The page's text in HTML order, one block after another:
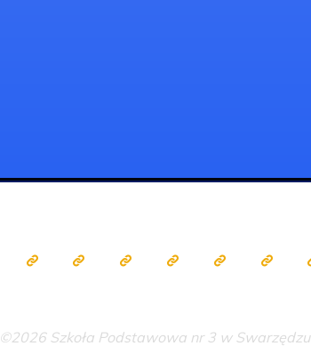
©2026 Szkoła Podstawowa nr 3 w Swarzędzu